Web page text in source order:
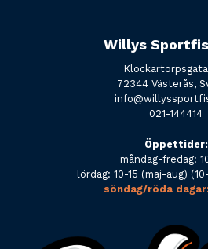
Willys
72344 Västerås,
021-144414
Öppettider:
måndag-fredag:
lördag: 10-15 (maj-aug)
söndag/röda